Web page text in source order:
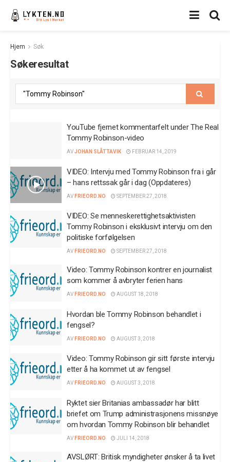
Hjem Søk
Søkeresultat
YouTube fjernet kommentarfelt under The Real
Tommy Robinson-video
AVJOHAN SLÅTTAVIK FEBRUAR 14, 2019
VIDEO: Intervju med Tommy Robinson fra i går
– hans rettssak går i dag (Oppdateres)
AV FRIEORD.NO SEPTEMBER 27, 2018
VIDEO: Se menneskerettighetsaktivisten
Tommy Robinson i eksklusivt intervju om den
politiske forfølgelsen
AV FRIEORD.NO SEPTEMBER 27, 2018
Video: Tommy Robinson kontrer en journalist
som kommer å avbryter ferien hans
AV FRIEORD.NO AUGUST 18, 2018
Hvordan ble Tommy Robinson behandlet i
fengsel?
AV FRIEORD.NO AUGUST 3, 2018
Video: Tommy Robinson gir sitt første intervju
etter å ha kommet ut av fengsel
AV FRIEORD.NO AUGUST 3, 2018
Ryktet sier Britanias ambassadør har blitt
briefet om Trump administrasjonens missnøye
om hvordan Tommy Robinson blir behandlet
AV FRIEORD.NO JULI 14, 2018
AVSLØRT: Britisk myndigheter ønsker å ta livet